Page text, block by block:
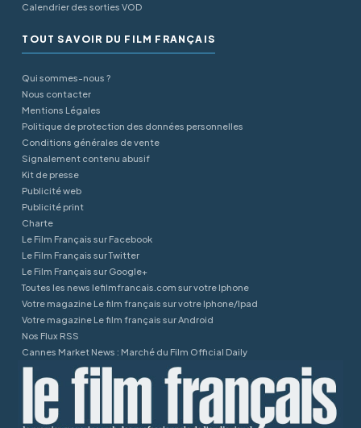
Calendrier des sorties VOD
TOUT SAVOIR DU FILM FRANÇAIS
Qui sommes-nous ?
Nous contacter
Mentions Légales
Politique de protection des données personnelles
Conditions générales de vente
Signalement contenu abusif
Kit de presse
Publicité web
Publicité print
Charte
Le Film Français sur Facebook
Le Film Français sur Twitter
Le Film Français sur Google+
Toutes les news lefilmfrancais.com sur votre Iphone
Votre magazine Le film français sur votre Iphone/Ipad
Votre magazine Le film français sur Android
Nos Flux RSS
Cannes Market News : Marché du Film Official Daily